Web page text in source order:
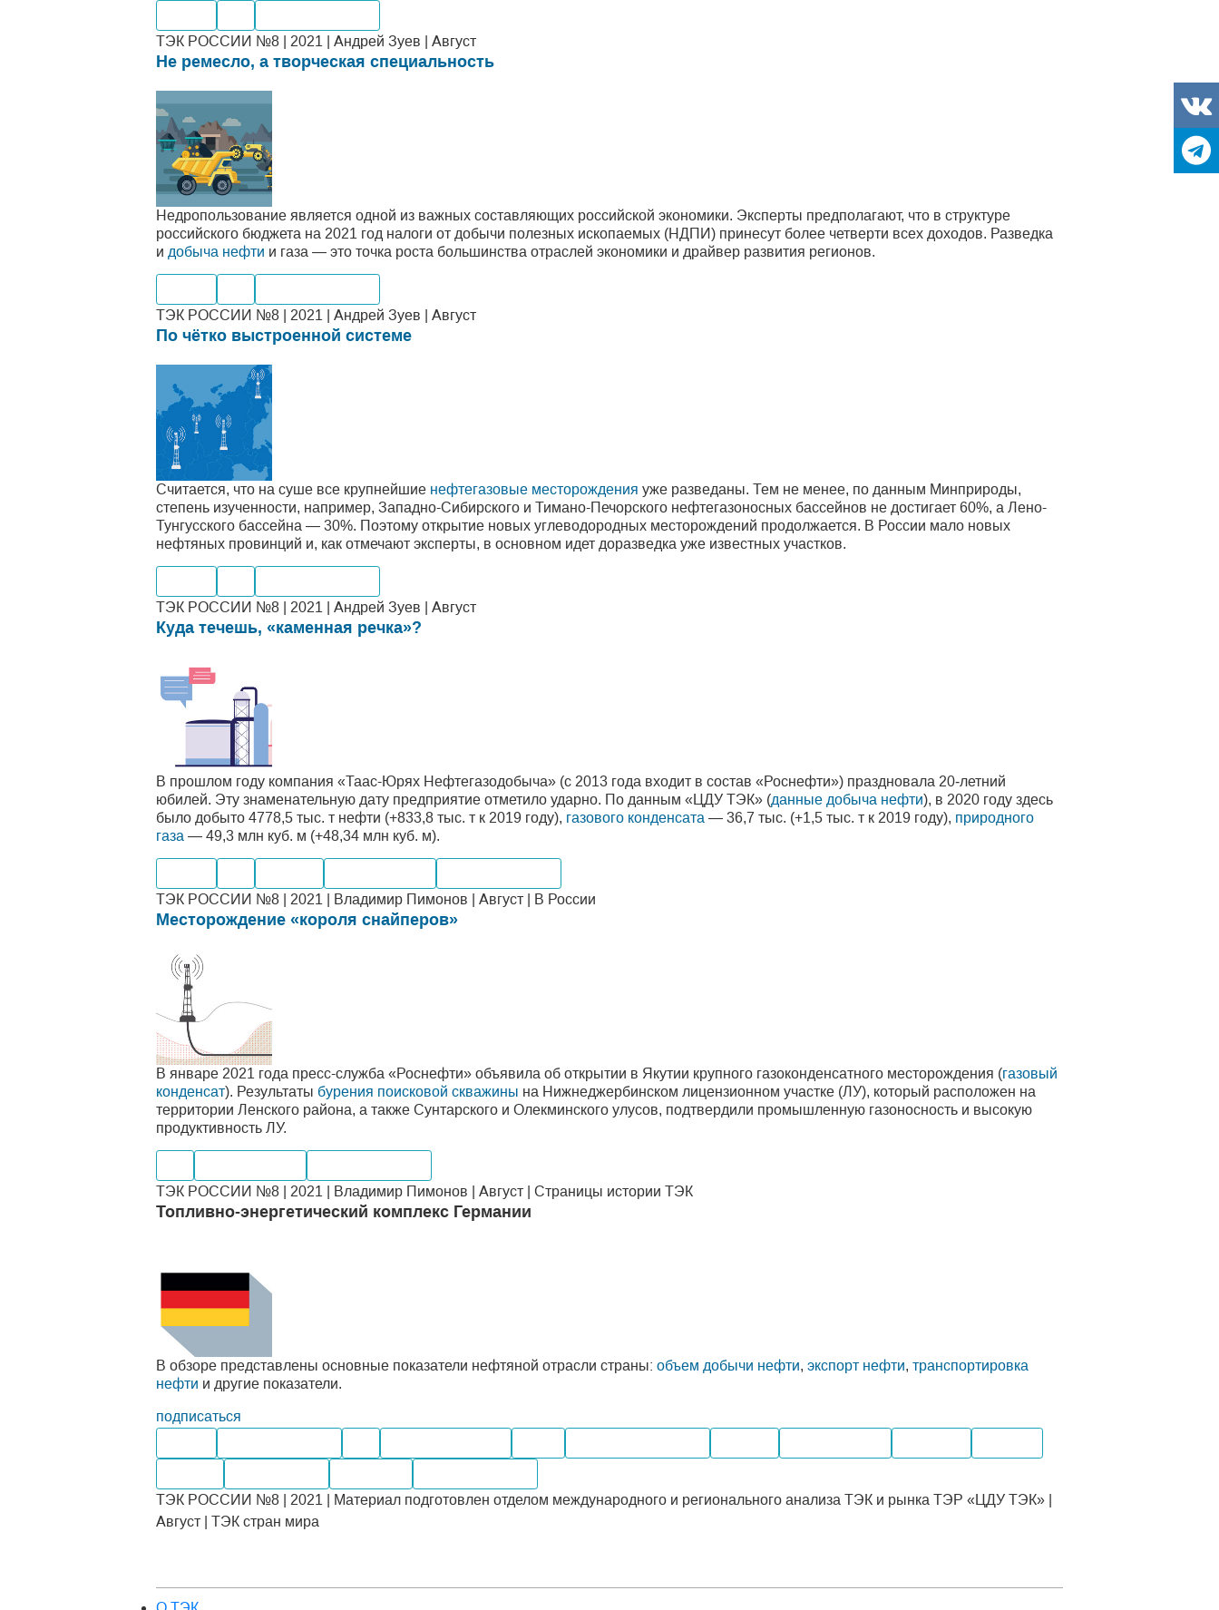
ТЭК РОССИИ №8 | 2021 | Андрей Зуев | Август
Не ремесло, а творческая специальность
Недропользование является одной из важных составляющих российской экономики. Эксперты предполагают, что в структуре
российского бюджета на 2021 год налоги от добычи полезных ископаемых (НДПИ) принесут более четверти всех доходов. Разведка
и добыча нефти и газа — это точка роста большинства отраслей экономики и драйвер развития регионов.
ТЭК РОССИИ №8 | 2021 | Андрей Зуев | Август
По чётко выстроенной системе
Считается, что на суше все крупнейшие нефтегазовые месторождения уже разведаны. Тем не менее, по данным Минприроды,
степень изученности, например, Западно-Сибирского и Тимано-Печорского нефтегазоносных бассейнов не достигает 60%, а Лено-
Тунгусского бассейна — 30%. Поэтому открытие новых углеводородных месторождений продолжается. В России мало новых
нефтяных провинций и, как отмечают эксперты, в основном идет доразведка уже известных участков.
ТЭК РОССИИ №8 | 2021 | Андрей Зуев | Август
Куда течешь, «каменная речка»?
В прошлом году компания «Таас-Юрях Нефтегазодобыча» (с 2013 года входит в состав «Роснефти») праздновала 20‑летний
юбилей. Эту знаменательную дату предприятие отметило ударно. По данным «ЦДУ ТЭК» (данные добыча нефти), в 2020 году здесь
было добыто 4778,5 тыс. т нефти (+833,8 тыс. т к 2019 году), газового конденсата — 36,7 тыс. (+1,5 тыс. т к 2019 году), природного
газа — 49,3 млн куб. м (+48,34 млн куб. м).
ТЭК РОССИИ №8 | 2021 | Владимир Пимонов | Август | В России
Месторождение «короля снайперов»
В январе 2021 года пресс-служба «Роснефти» объявила об открытии в Якутии крупного газоконденсатного месторождения (газовый
конденсат). Результаты бурения поисковой скважины на Нижнеджербинском лицензионном участке (ЛУ), который расположен на
территории Ленского района, а также Сунтарского и Олекминского улусов, подтвердили промышленную газоносность и высокую
продуктивность ЛУ.
ТЭК РОССИИ №8 | 2021 | Владимир Пимонов | Август | Страницы истории ТЭК
Топливно-энергетический комплекс Германии
В обзоре представлены основные показатели нефтяной отрасли страны: объем добычи нефти, экспорт нефти, транспортировка
нефти и другие показатели.
подписаться
ТЭК РОССИИ №8 | 2021 | Материал подготовлен отделом международного и регионального анализа ТЭК и рынка ТЭР «ЦДУ ТЭК» |
Август | ТЭК стран мира